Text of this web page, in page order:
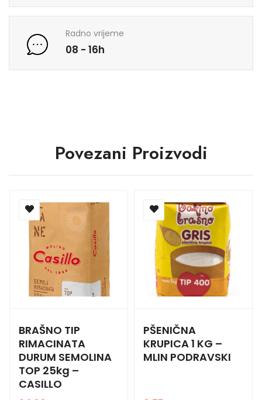
Radno vrijeme
08 - 16h
Povezani Proizvodi
BRAŠNO TIP
RIMACINATA
DURUM SEMOLINA
TOP 25kg –
CASILLO
PŠENIČNA
KRUPICA 1 KG –
MLIN PODRAVSKI